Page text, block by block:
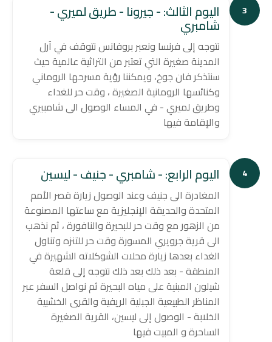
3 اليوم الثالث: - جيرونا - طريق لميري -
شامبري
نتوجه إلى فرنسا ونعبر بروفانس نتوقف في آرل
المدينة صغيرة التي تعتبر من التراثية عالمية حيث
سنتذكر فان جوخ، ويمكننا رؤية مسرحها الروماني
وكنائسها الرومانية الصغيرة ، وقت حر للغداء
وطريق لميري - في المساء الوصول الى شامبيري
والإقامة فيها
4 اليوم الرابع: - شامبري - جنيف - ليسين
المغادرة الى جنيف وعند الوصول زيارة قصر الأمم
المتحدة والحديقة الإنجليزية مع ساعتها المصنوعة
من الزهور مع وقت حر للبحيرة والنافورة ، ثم نذهب
الى قرية جرويري المسورة وقت حر للتنزه وتناول
الغداء بعدها زيارة محلات الشوكلاته الشهيرة في
المنطقة - بعد ذلك بعد ذلك نتوجه إلى قلعة
شيلون المبنية على مياه البحيرة ثم نواصل السفر عبر
المناظر الطبيعية الجبلية الريفية والقرى الخشبية
الخلابة - الوصول إلى ليسين، القرية الصغيرة
الساحرة و المبيت فيها